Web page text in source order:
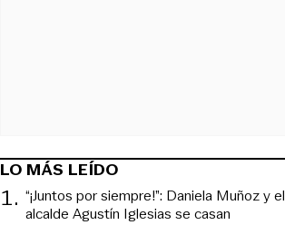
LO MÁS LEÍDO
1. “¡Juntos por siempre!”: Daniela Muñoz y el
alcalde Agustín Iglesias se casan